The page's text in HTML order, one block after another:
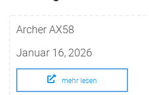
Archer AX58
Januar 16, 2026
mehr lesen